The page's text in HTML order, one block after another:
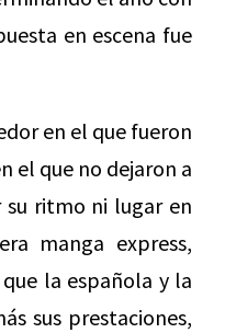
en escena fue
en el que fueron
el que no dejaron a
su ritmo ni lugar en
manga express,
la española y la
sus prestaciones,